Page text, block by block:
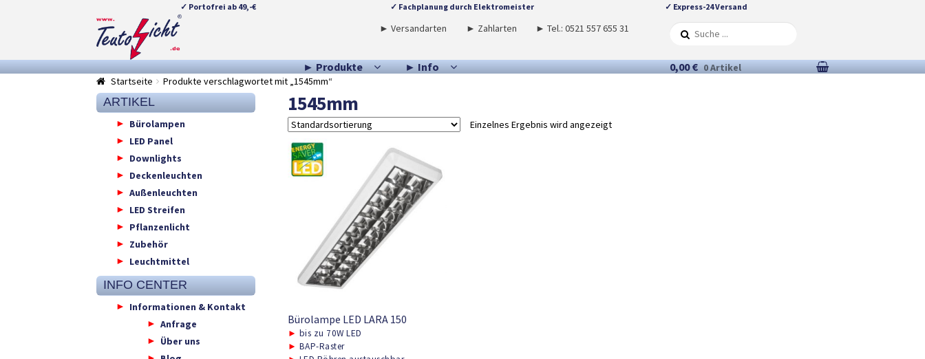
✓ Portofrei ab 49,-€ ✓ Fachplanung durch Elektromeister ✓ Express-24 Versand
Zur
Navigation
springen
Springe
zum
► Versandarten ► Zahlarten ► Tel.: 0521 557 655 31
► Produkte ► Info 0,00 € 0 Artikel
Startseite
Produkte verschlagwortet mit „1545mm“
1545mm
Einzelnes Ergebnis wird angezeigt
Bürolampe LED LARA 150
► bis zu 70W LED
► BAP-Raster
ARTIKEL
Bürolampen
LED Panel
Downlights
Deckenleuchten
Außenleuchten
LED Streifen
Pflanzenlicht
Zubehör
Leuchtmittel
INFO CENTER
Informationen & Kontakt
Anfrage
Über uns